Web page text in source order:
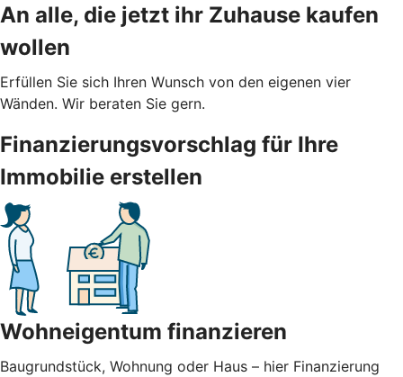
An alle, die jetzt ihr Zuhause kaufen
wollen
Erfüllen Sie sich Ihren Wunsch von den eigenen vier
Wänden. Wir beraten Sie gern.
Finanzierungsvorschlag für Ihre
Immobilie erstellen
Wohneigentum finanzieren
Baugrundstück, Wohnung oder Haus – hier Finanzierung